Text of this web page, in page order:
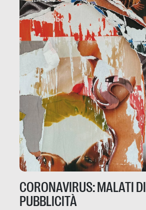
CORONAVIRUS: MALATI DI
PUBBLICITÀ